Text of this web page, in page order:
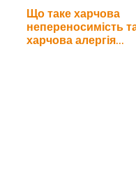
Що таке харчова
непереносимість
харчова алергія…